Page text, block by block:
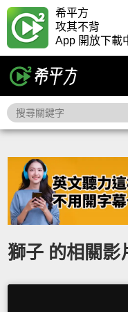
希平方
攻其不背
App 開放下載
獅子 的相關影